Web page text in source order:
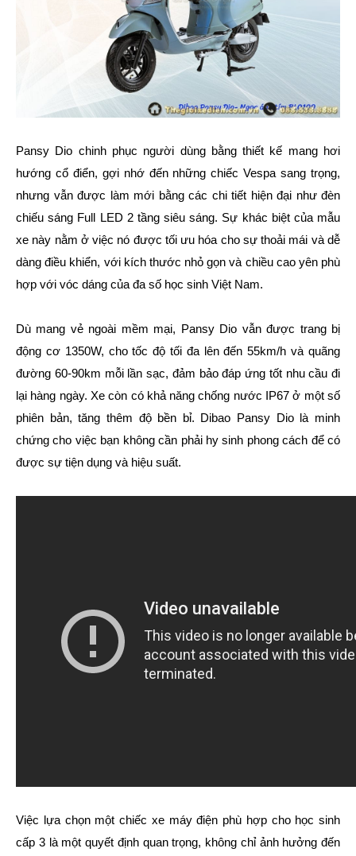
Pansy Dio chinh phục người dùng bằng thiết kế mang hơi
hướng cổ điển, gợi nhớ đến những chiếc Vespa sang trọng,
nhưng vẫn được làm mới bằng các chi tiết hiện đại như đèn
chiếu sáng Full LED 2 tầng siêu sáng. Sự khác biệt của mẫu
xe này nằm ở việc nó được tối ưu hóa cho sự thoải mái và dễ
dàng điều khiển, với kích thước nhỏ gọn và chiều cao yên phù
hợp với vóc dáng của đa số học sinh Việt Nam.
Dù mang vẻ ngoài mềm mại, Pansy Dio vẫn được trang bị
động cơ 1350W, cho tốc độ tối đa lên đến 55km/h và quãng
đường 60-90km mỗi lần sạc, đảm bảo đáp ứng tốt nhu cầu đi
lại hàng ngày. Xe còn có khả năng chống nước IP67 ở một số
phiên bản, tăng thêm độ bền bỉ. Dibao Pansy Dio là minh
chứng cho việc bạn không cần phải hy sinh phong cách để có
được sự tiện dụng và hiệu suất.
Việc lựa chọn một chiếc xe máy điện phù hợp cho học sinh
cấp 3 là một quyết định quan trọng, không chỉ ảnh hưởng đến